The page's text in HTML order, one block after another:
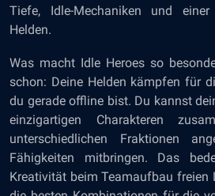
Tiefe, Idle-Mechaniken und
Helden.
Was macht Idle Heroes so
schon: Deine Helden kämpfen für
du gerade offline bist. Du kannst
einzigartigen Charakteren
unterschiedlichen Fraktionen
Fähigkeiten mitbringen. Das
Kreativität beim Teamaufbau freien